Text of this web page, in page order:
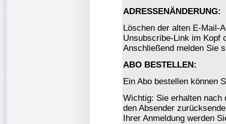
ADRESSENÄNDERUNG:
Löschen der alten E-Mail-
Unsubscribe-Link im Kopf
Anschließend melden Sie
ABO BESTELLEN:
Ein Abo bestellen können
Wichtig: Sie erhalten nach
den Absender
Ihrer Anmeldung werden